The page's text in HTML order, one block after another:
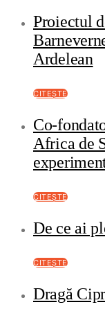
Proiectul
Ardelean
CITEȘTE
Co-
Africa de
CITEȘTE
De ce ai
CITEȘTE
Dragă